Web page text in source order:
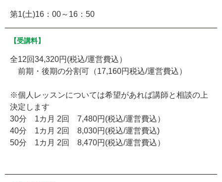
第1(土)16：00～16：50
【受講料】
全12回34,320円(税込/運営費込）
前期・後期の分割可（17,160円税込/運営費込）
※個人レッスンについては希望があれば講師と相談の上
決定します
30分 1カ月 2回 7,480円(税込/運営費込）
40分 1カ月 2回 8,030円(税込/運営費込)
50分 1カ月 2回 8,470円(税込/運営費込）